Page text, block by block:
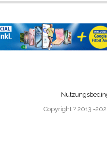
Copyright ? 2013 -